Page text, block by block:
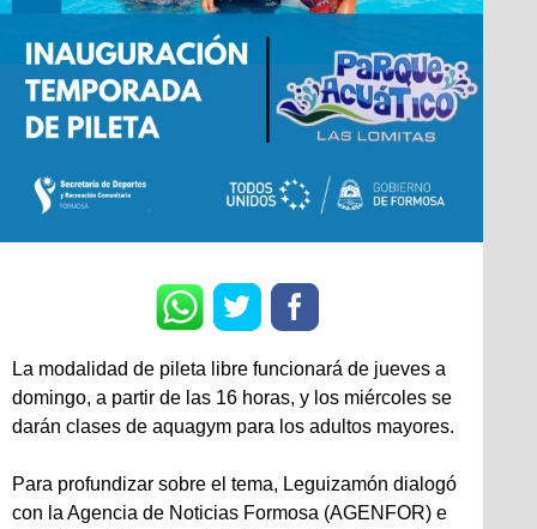
La modalidad de pileta libre funcionará de jueves a
domingo, a partir de las 16 horas, y los miércoles se
darán clases de aquagym para los adultos mayores.
Para profundizar sobre el tema, Leguizamón dialogó
con la Agencia de Noticias Formosa (AGENFOR) e